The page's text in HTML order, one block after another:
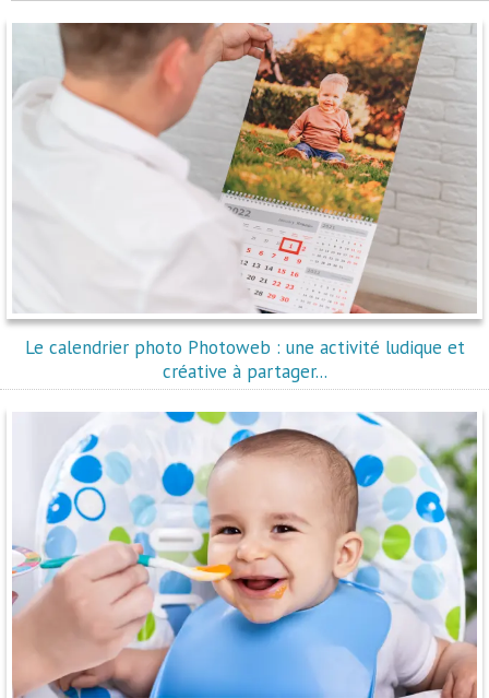
Le calendrier photo Photoweb : une activité ludique et
créative à partager...